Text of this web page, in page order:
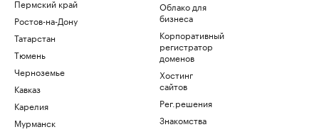
Пермский край
Ростов-на-Дону
Татарстан
Тюмень
Черноземье
Кавказ
Карелия
Мурманск
Облако для
бизнеса
Корпоративный
регистратор
доменов
Хостинг
сайтов
Рег.решения
Знакомства